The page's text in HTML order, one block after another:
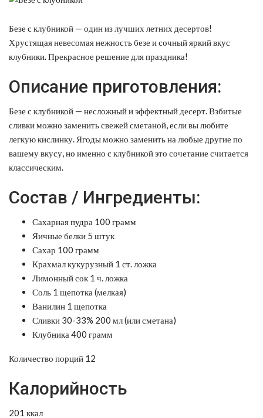
Безе с клубникой — один из лучших летних десертов!
Хрустящая невесомая нежность безе и сочный яркий вкус
клубники. Прекрасное решение для праздника!
Описание приготовления:
Безе с клубникой — несложный и эффектный десерт. Взбитые
сливки можно заменить свежей сметаной, если вы любите
легкую кислинку. Ягоды можно заменить на любые другие по
вашему вкусу, но именно с клубникой это сочетание считается
классическим.
Состав / Ингредиенты:
Сахарная пудра 100 грамм
Яичные белки 5 штук
Сахар 100 грамм
Крахмал кукурузный 1 ст. ложка
Лимонный сок 1 ч. ложка
Соль 1 щепотка (мелкая)
Ванилин 1 щепотка
Сливки 30-33% 200 мл (или сметана)
Клубника 400 грамм
Количество порций 12
Калорийность
201 ккал